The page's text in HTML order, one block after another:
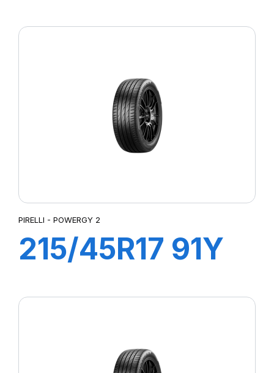
PIRELLI - POWERGY 2
215/45R17 91Y